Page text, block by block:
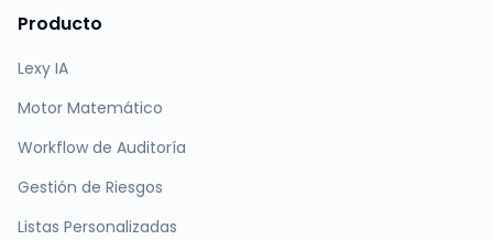
Producto
Lexy IA
Motor Matemático
Workflow de Auditoría
Gestión de Riesgos
Listas Personalizadas